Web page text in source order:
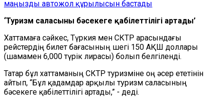
маңызды автожол құрылысын бастады
‘Туризм саласының бәсекеге қабілеттілігі артады’
Хаттамаға сәйкес, Түркия мен СКТР арасындағы
рейстердің билет бағасының шегі 150 АҚШ доллары
(шамамен 6,000 түрік лирасы) болып белгіленді.
Татар бұл хаттаманың СКТР туризміне оң әсер ететінін
айтып, “Бұл қадамдар арқылы туризм саласының
бәсекеге қабілеттілігі артады,” - деді.